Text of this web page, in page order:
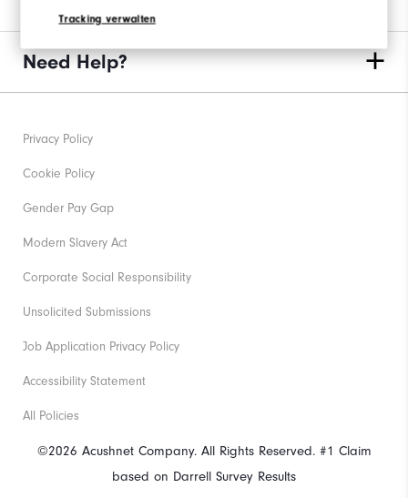
Tracking verwalten
Need Help?
©2026 Acushnet Company. All Rights Reserved. #1 Claim
based on Darrell Survey Results
Privacy Policy
Cookie Policy
Gender Pay Gap
Modern Slavery Act
Corporate Social Responsibility
Unsolicited Submissions
Job Application Privacy Policy
Accessibility Statement
All Policies